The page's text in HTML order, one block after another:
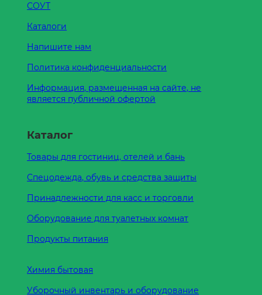
СОУТ
Каталоги
Напишите нам
Политика конфиденциальности
Информация, размещенная на сайте, не
является публичной офертой
Каталог
Товары для гостиниц, отелей и бань
Спецодежда, обувь и средства защиты
Принадлежности для касс и торговли
Оборудование для туалетных комнат
Продукты питания
Химия бытовая
Уборочный инвентарь и оборудование